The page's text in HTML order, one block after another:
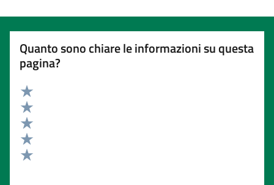
Quanto sono chiare le informazioni su questa
pagina?
Valuta 5 stelle su 5
Valuta 4 stelle su 5
Valuta 3 stelle su 5
Valuta 2 stelle su 5